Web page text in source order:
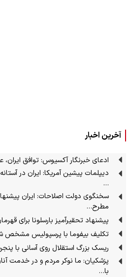
آخرین اخبار
ادعای خبرنگار آکسیوس: توافق ایران،
دیپلمات پیشین آمریکا: ایران در
…
سخنگوی دولت اصلاحات: ایران
مطرح…
پیشنهاد تحقیرآمیز بارسلونا برای
تکلیف بیفوما با پرسپولیس مشخص
ریسک بزرگ استقلال روی آسانی با
پزشکیان: ما نوکر مردم و در خدمت
با…